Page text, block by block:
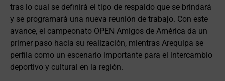
tras lo cual se definirá el tipo de respaldo que se brindará
y se programará una nueva reunión de trabajo. Con este
avance, el campeonato OPEN Amigos de América da un
primer paso hacia su realización, mientras Arequipa se
perfila como un escenario importante para el intercambio
deportivo y cultural en la región.